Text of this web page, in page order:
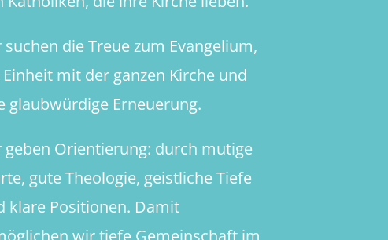
suchen die Treue zum Evangelium,
mit der ganzen Kirche und
glaubwürdige Erneuerung.
geben Orientierung: durch mutige
gute Theologie, geistliche Tiefe
klare Positionen. Damit